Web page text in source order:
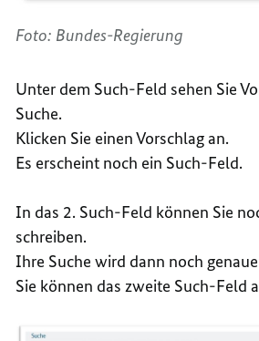
Foto: Bundes-Regierung
Unter dem Such-Feld sehen Sie
Suche.
Klicken Sie einen Vorschlag an.
Es erscheint noch ein Such-Feld.
In das 2. Such-Feld können Sie
schreiben.
Ihre Suche wird dann noch
Sie können das zweite Such-Feld